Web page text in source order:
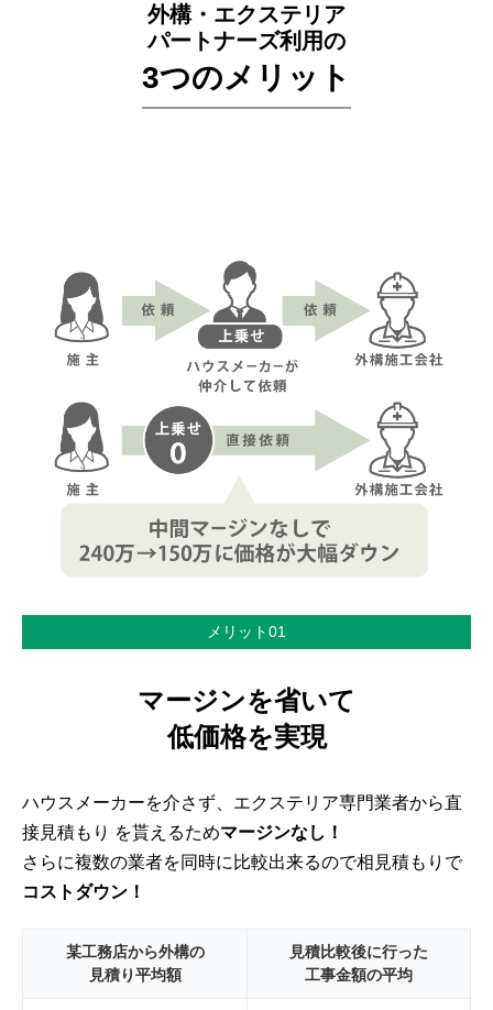
外構・エクステリア
パートナーズ利用の
3つのメリット
メリット01
マージンを省いて
低価格を実現
ハウスメーカーを介さず、エクステリア専門業者から直
接見積もり を貰えるためマージンなし！
さらに複数の業者を同時に比較出来るので相見積もりで
コストダウン！
某工務店から外構の
見積り平均額
見積比較後に行った
工事金額の平均